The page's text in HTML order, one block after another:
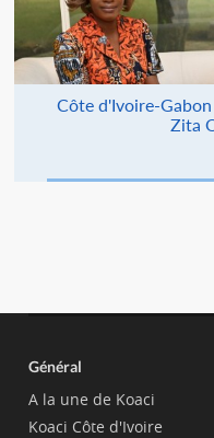
Côte d'Ivoire-
Zita
Général
A la une de Koaci
Koaci Côte d'Ivoire